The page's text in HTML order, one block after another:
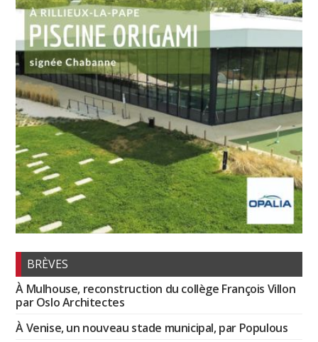
BRÈVES
À Mulhouse, reconstruction du collège François Villon
par Oslo Architectes
À Venise, un nouveau stade municipal, par Populous